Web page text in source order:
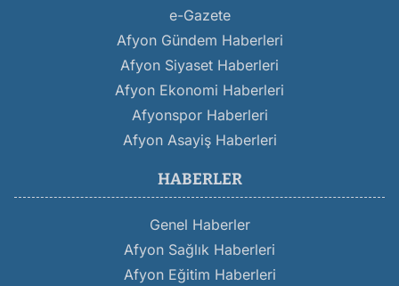
e-Gazete
Afyon Gündem Haberleri
Afyon Siyaset Haberleri
Afyon Ekonomi Haberleri
Afyonspor Haberleri
Afyon Asayiş Haberleri
HABERLER
Genel Haberler
Afyon Sağlık Haberleri
Afyon Eğitim Haberleri